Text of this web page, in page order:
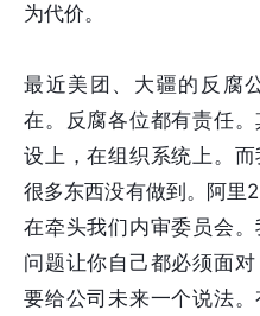
为代价。
最近美团、大疆的反腐
在。反腐各位都有责任
设上，在组织系统上。
很多东西没有做到。阿里
在牵头我们内审委员会
问题让你自己都必须面
要给公司未来一个说法